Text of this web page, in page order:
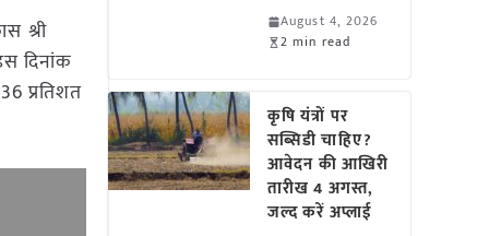
श्री
दिनांक
प्रतिशत
August 4, 2026
2 min read
कृषि यंत्रों पर
सब्सिडी चाहिए?
आवेदन की आखिरी
तारीख 4 अगस्त,
जल्द करें अप्लाई